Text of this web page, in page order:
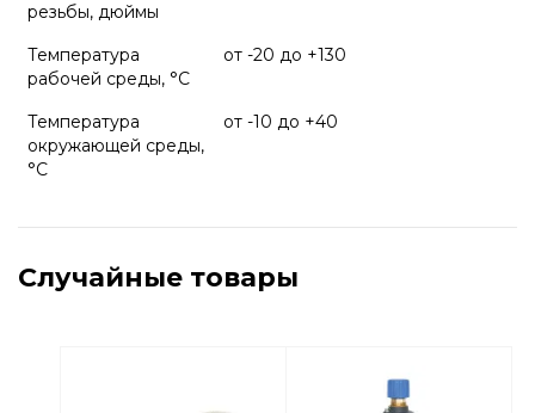
резьбы, дюймы
Температура
рабочей среды, °С
от -20 до +130
Температура
окружающей среды,
°С
от -10 до +40
Случайные товары